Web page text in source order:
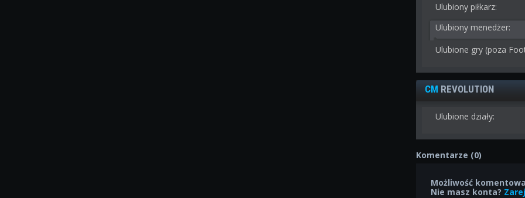
Ulubiony piłkarz:
Ulubiony menedżer:
Ulubione gry (poza
CM REVOLUTION
Ulubione działy:
Komentarze (0)
Możliwość
Nie masz konta?